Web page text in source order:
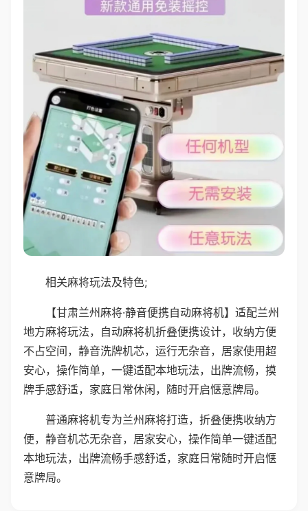
相关麻将玩法及特色;
【甘肃兰州麻将·静音便携自动麻将机】适配兰州
地方麻将玩法，自动麻将机折叠便携设计，收纳方便
不占空间，静音洗牌机芯，运行无杂音，居家使用超
安心，操作简单，一键适配本地玩法，出牌流畅，摸
牌手感舒适，家庭日常休闲，随时开启惬意牌局。
普通麻将机专为兰州麻将打造，折叠便携收纳方
便，静音机芯无杂音，居家安心，操作简单一键适配
本地玩法，出牌流畅手感舒适，家庭日常随时开启惬
意牌局。